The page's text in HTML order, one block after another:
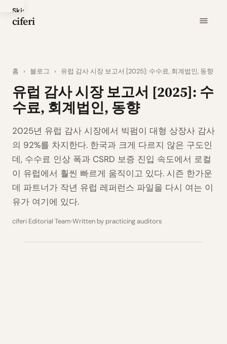
Skip
to
ciferi
홈 › 블로그 › 유럽 감사 시장 보고서 [2025]: 수수료, 회계법인, 동향
유럽 감사 시장 보고서 [2025]: 수
수료, 회계법인, 동향
2025년 유럽 감사 시장에서 빅펌이 대형 상장사 감사
의 92%를 차지한다. 한국과 크게 다르지 않은 구도인
데, 수수료 인상 폭과 CSRD 보증 진입 속도에서 로컬
이 유럽에서 훨씬 빠르게 움직이고 있다. 시즌 한가운
데 파트너가 작년 유럽 레퍼런스 파일을 다시 여는 이
유가 여기에 있다.
ciferi Editorial Team Written by practicing auditors